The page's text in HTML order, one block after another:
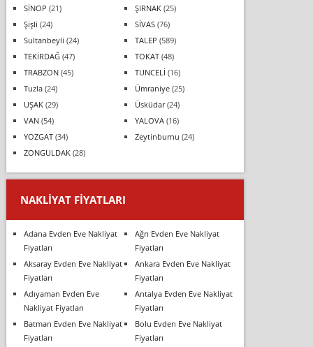
SİNOP (21) ŞIRNAK(25)
Şişli (24) SİVAS(76)
Sultanbeyli (24) TALEP (589)
TEKİRDAĞ(47) TOKAT(48)
TRABZON(45) TUNCELİ (16)
Tuzla(24) Ümraniye(25)
UŞAK(29) Üsküdar(24)
VAN(54) YALOVA(16)
YOZGAT(34) Zeytinburnu (24)
ZONGULDAK(28)
NAKLIYAT FIYATLARI
Adana Evden Eve Nakliyat
Fiyatları
Ağrı Evden Eve Nakliyat
Fiyatları
Aksaray Evden Eve Nakliyat
Fiyatları
Ankara Evden Eve Nakliyat
Fiyatları
Adıyaman Evden Eve
Nakliyat Fiyatları
Antalya Evden Eve Nakliyat
Fiyatları
Batman Evden Eve Nakliyat
Fiyatları
Bolu Evden Eve Nakliyat
Fiyatları